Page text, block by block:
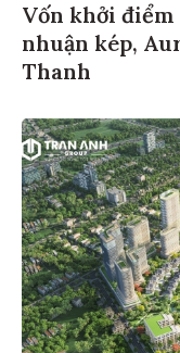
Vốn khởi
nhuận kép,
Thanh